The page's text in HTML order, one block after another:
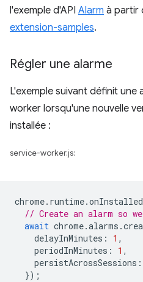
l'exemple d'API Alarm à partir
extension-samples.
Régler une alarme
L'exemple suivant définit une
worker lorsqu'une nouvelle
installée :
service-worker.js:
chrome. runtime.onInstalled
// Create an alarm so
await chrome.alarms .
delayInMinutes : 1 ,
periodInMinutes : 1 ,
persistAcrossSessions :
});